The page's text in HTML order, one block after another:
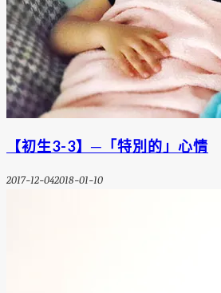
【初生3-3】─「特別的」心情
2017-12-042018-01-10